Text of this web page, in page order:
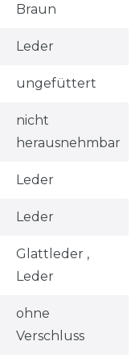
Braun
Leder
ungefüttert
nicht
herausnehmbar
Leder
Leder
Glattleder ,
Leder
ohne
Verschluss